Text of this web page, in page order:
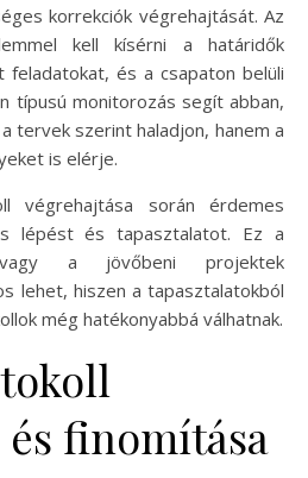
korrekciók végrehajtását. Az
kell kísérni a határidők
és a csapaton belüli
típusú monitorozás segít abban,
tervek szerint haladjon, hanem a
is elérje.
végrehajtása során érdemes
lépést és tapasztalatot. Ez a
a jövőbeni projektek
lehet, hiszen a tapasztalatokból
még hatékonyabbá válhatnak.
finomítása